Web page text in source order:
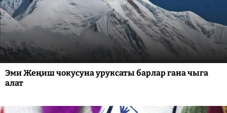
Эми Жеңиш чокусуна уруксаты барлар гана чыга
алат